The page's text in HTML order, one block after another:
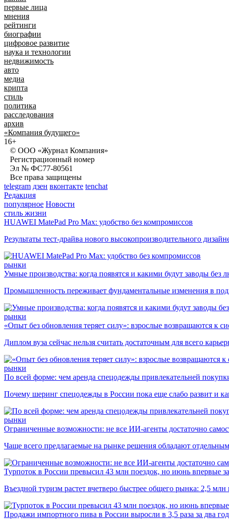
первые лица
мнения
рейтинги
биографии
цифровое развитие
наука и технологии
недвижимость
авто
медиа
крипта
стиль
политика
расследования
архив
«Компания будущего»
16+
© ООО «Журнал Компания»
Регистрационный номер
Эл № ФС77-80561
Все права защищены
telegram дзен вконтакте tenchat
Редакция
популярное Новости
стиль жизни
HUAWEI MatePad Pro Max: удобство без компромиссов
Результаты тест-драйва нового высокопроизводительного
рынки
Умные производства: когда появятся и какими будут заводы без
Промышленность переживает фундаментальные изменения в
рынки
«Опыт без обновления теряет силу»: взрослые возвращаются к
Диплом вуза сейчас нельзя считать достаточным для всего
рынки
По всей форме: чем аренда спецодежды привлекательней
Почему шеринг спецодежды в России пока еще слабо развит и
рынки
Ограниченные возможности: не все ИИ-агенты достаточно
Чаще всего предлагаемые на рынке решения обладают
Турпоток в России превысил 43 млн поездок, но июнь впервые
Въездной туризм растет вчетверо быстрее общего рынка: 2,5 млн
Продажи импортного пива в России выросли в 3,5 раза за два